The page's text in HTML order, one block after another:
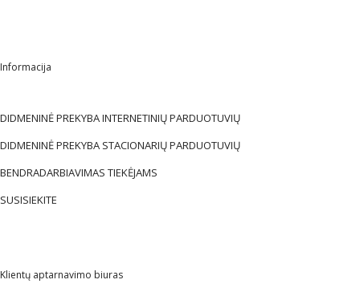
Informacija
DIDMENINĖ PREKYBA INTERNETINIŲ PARDUOTUVIŲ
DIDMENINĖ PREKYBA STACIONARIŲ PARDUOTUVIŲ
BENDRADARBIAVIMAS TIEKĖJAMS
SUSISIEKITE
Klientų aptarnavimo biuras